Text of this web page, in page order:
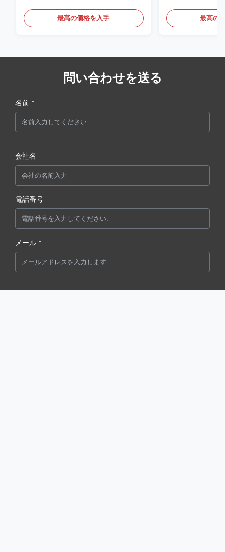
最高の価格を入手 最高の
問い合わせを送る
名前 *
会社名
電話番号
メール *